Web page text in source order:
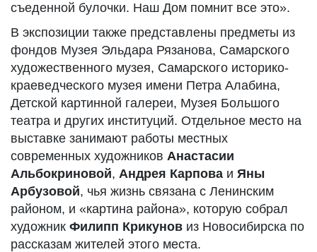
съеденной булочки. Наш Дом помнит все это».
В экспозиции также представлены предметы из
фондов Музея Эльдара Рязанова, Самарского
художественного музея, Самарского историко-
краеведческого музея имени Петра Алабина,
Детской картинной галереи, Музея Большого
театра и других институций. Отдельное место на
выставке занимают работы местных
современных художников Анастасии
Альбокриновой, Андрея Карпова и Яны
Арбузовой, чья жизнь связана с Ленинским
районом, и «картина района», которую собрал
художник Филипп Крикунов из Новосибирска по
рассказам жителей этого места.